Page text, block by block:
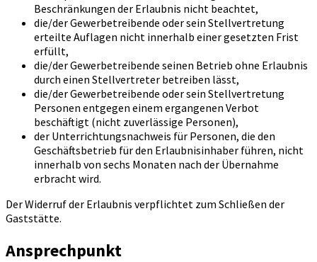
Beschränkungen der Erlaubnis nicht beachtet,
die/der Gewerbetreibende oder sein Stellvertretung
erteilte Auflagen nicht innerhalb einer gesetzten Frist
erfüllt,
die/der Gewerbetreibende seinen Betrieb ohne Erlaubnis
durch einen Stellvertreter betreiben lässt,
die/der Gewerbetreibende oder sein Stellvertretung
Personen entgegen einem ergangenen Verbot
beschäftigt (nicht zuverlässige Personen),
der Unterrichtungsnachweis für Personen, die den
Geschäftsbetrieb für den Erlaubnisinhaber führen, nicht
innerhalb von sechs Monaten nach der Übernahme
erbracht wird.
Der Widerruf der Erlaubnis verpflichtet zum Schließen der
Gaststätte.
Ansprechpunkt